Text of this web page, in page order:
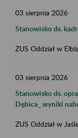
03 sierpnia 2026
Stanowisko ds.
ZUS Oddział w
03 sierpnia 2026
Stanowisko ds.
Dębica_ wyniki
ZUS Oddział w